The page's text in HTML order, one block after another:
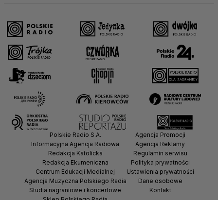
Polskie Radio S.A.
Informacyjna Agencja Radiowa
Redakcja Katolicka
Redakcja Ekumeniczna
Centrum Edukacji Medialnej
Agencja Muzyczna Polskiego Radia
Studia nagraniowe i koncertowe
Agencja Promocji
Agencja Reklamy
Regulamin serwisu
Polityka prywatności
Ustawienia prywatności
Dane osobowe
Kontakt